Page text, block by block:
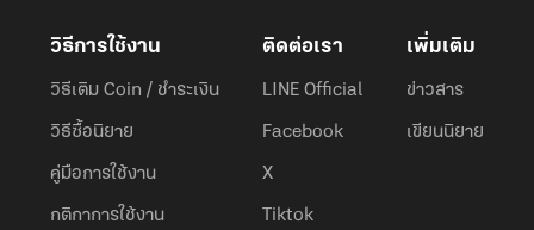
วิธีการใช้งาน
วิธีเติม Coin / ชำระเงิน
วิธีซื้อนิยาย
คู่มือการใช้งาน
กติกาการใช้งาน
ติดต่อเรา
LINE Official
Facebook
X
Tiktok
เพิ่มเติม
ข่าวสาร
เขียนนิยาย